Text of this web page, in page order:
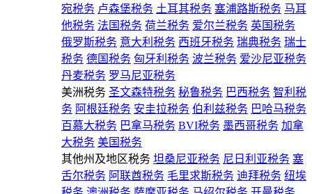
宛税务 卢森堡税务 土耳其税务 塞浦路斯税务 马耳
他税务 法国税务 荷兰税务 爱尔兰税务 英国税务
俄罗斯税务 意大利税务 西班牙税务 瑞典税务 瑞士
税务 德国税务 匈牙利税务 波兰税务 爱沙尼亚税务
丹麦税务 罗马尼亚税务
美洲税务 圣文森特税务 秘鲁税务 巴西税务 智利税
务 阿根廷税务 安圭拉税务 伯利兹税务 巴哈马税务
百慕大税务 巴拿马税务 BVI税务 墨西哥税务 加拿
大税务 美国税务
其他州及地区税务 坦桑尼亚税务 尼日利亚税务 塞
舌尔税务 阿联酋税务 毛里求斯税务 迪拜税务 纽埃